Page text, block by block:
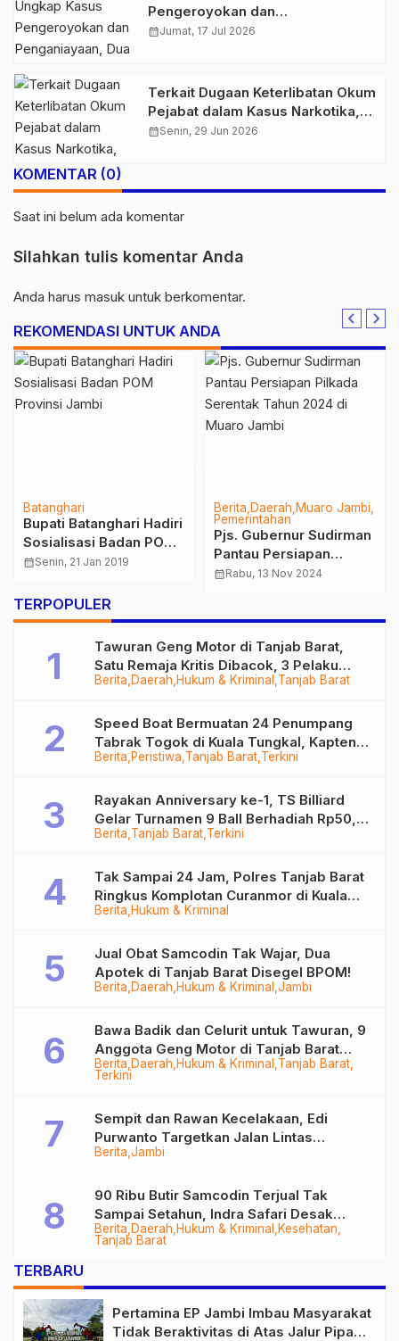
Pengeroyokan dan
Penganiayaan, Dua Pelaku
calendar_monthJumat, 17 Jul 2026
Terkait Dugaan Keterlibatan Okum
Pejabat dalam Kasus Narkotika,
Kakanwil Ditjen Pas Jambi
calendar_monthSenin, 29 Jun 2026
KOMENTAR (0)
Saat ini belum ada komentar
Silahkan tulis komentar Anda
Anda harus masuk untuk berkomentar.
REKOMENDASI UNTUK ANDA
Batanghari
Bupati Batanghari Hadiri
Sosialisasi Badan POM
Provinsi Jambi
calendar_monthSenin, 21 Jan 2019
Berita Daerah Muaro Jambi
Pemerintahan
Pjs. Gubernur Sudirman
Pantau Persiapan
Pilkada Serentak Tahun
calendar_monthRabu, 13 Nov 2024
TERPOPULER
Berita Daerah Hukum & Kriminal Tanjab Barat
Tawuran Geng Motor di Tanjab Barat,
Satu Remaja Kritis Dibacok, 3 Pelaku
Ditangkap
Berita Peristiwa Tanjab Barat Terkini
Speed Boat Bermuatan 24 Penumpang
Tabrak Togok di Kuala Tungkal, Kapten
Sempat Hilang
Berita Tanjab Barat Terkini
Rayakan Anniversary ke-1, TS Billiard
Gelar Turnamen 9 Ball Berhadiah Rp50,8
Juta
Berita Hukum & Kriminal
Tak Sampai 24 Jam, Polres Tanjab Barat
Ringkus Komplotan Curanmor di Kuala
Tungkal
Berita Daerah Hukum & Kriminal Jambi
Jual Obat Samcodin Tak Wajar, Dua
Apotek di Tanjab Barat Disegel BPOM!
Berita Daerah Hukum & Kriminal Tanjab Barat
Terkini
Bawa Badik dan Celurit untuk Tawuran, 9
Anggota Geng Motor di Tanjab Barat
Diringkus
Berita Jambi
Sempit dan Rawan Kecelakaan, Edi
Purwanto Targetkan Jalan Lintas
Tungkal-Jambi Mulus di 2028
Berita Daerah Hukum & Kriminal
Kesehatan
Tanjab Barat
90 Ribu Butir Samcodin Terjual Tak
Sampai Setahun, Indra Safari Desak
Audit Menyeluruh
TERBARU
Pertamina EP Jambi Imbau Masyarakat
Tidak Beraktivitas di Atas Jalur Pipa